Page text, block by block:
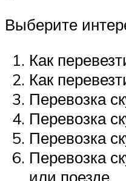
Выберите
Как
Как
Перевозка
Перевозка
Перевозка
Перевозка
или поезде